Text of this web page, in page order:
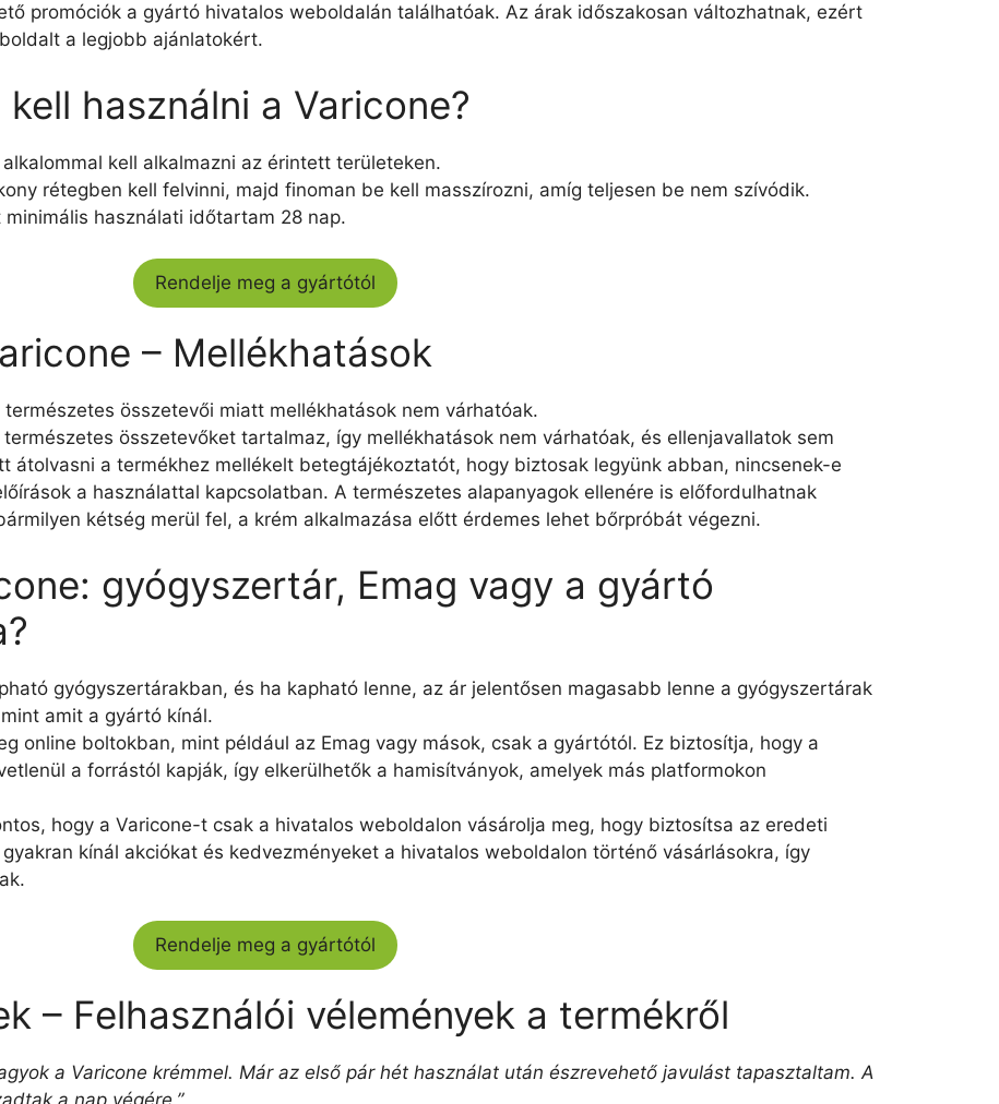
promóciók a gyártó hivatalos weboldalán találhatóak. Az árak időszakosan változhatnak, ezért
a legjobb ajánlatokért.
használni a Varicone?
kell alkalmazni az érintett területeken.
rétegben kell felvinni, majd finoman be kell masszírozni, amíg teljesen be nem szívódik.
minimális használati időtartam 28 nap.
Rendelje meg a gyártótól
– Mellékhatások
természetes összetevői miatt mellékhatások nem várhatóak.
természetes összetevőket tartalmaz, így mellékhatások nem várhatóak, és ellenjavallatok sem
átolvasni a termékhez mellékelt betegtájékoztatót, hogy biztosak legyünk abban, nincsenek-e
a használattal kapcsolatban. A természetes alapanyagok ellenére is előfordulhatnak
kétség merül fel, a krém alkalmazása előtt érdemes lehet bőrpróbát végezni.
gyógyszertár, Emag vagy a gyártó
gyógyszertárakban, és ha kapható lenne, az ár jelentősen magasabb lenne a gyógyszertárak
amit a gyártó kínál.
online boltokban, mint például az Emag vagy mások, csak a gyártótól. Ez biztosítja, hogy a
a forrástól kapják, így elkerülhetők a hamisítványok, amelyek más platformokon
hogy a Varicone-t csak a hivatalos weboldalon vásárolja meg, hogy biztosítsa az eredeti
kínál akciókat és kedvezményeket a hivatalos weboldalon történő vásárlásokra, így
Rendelje meg a gyártótól
– Felhasználói vélemények a termékről
a Varicone krémmel. Már az első pár hét használat után észrevehető javulást tapasztaltam. A
a nap végére.”